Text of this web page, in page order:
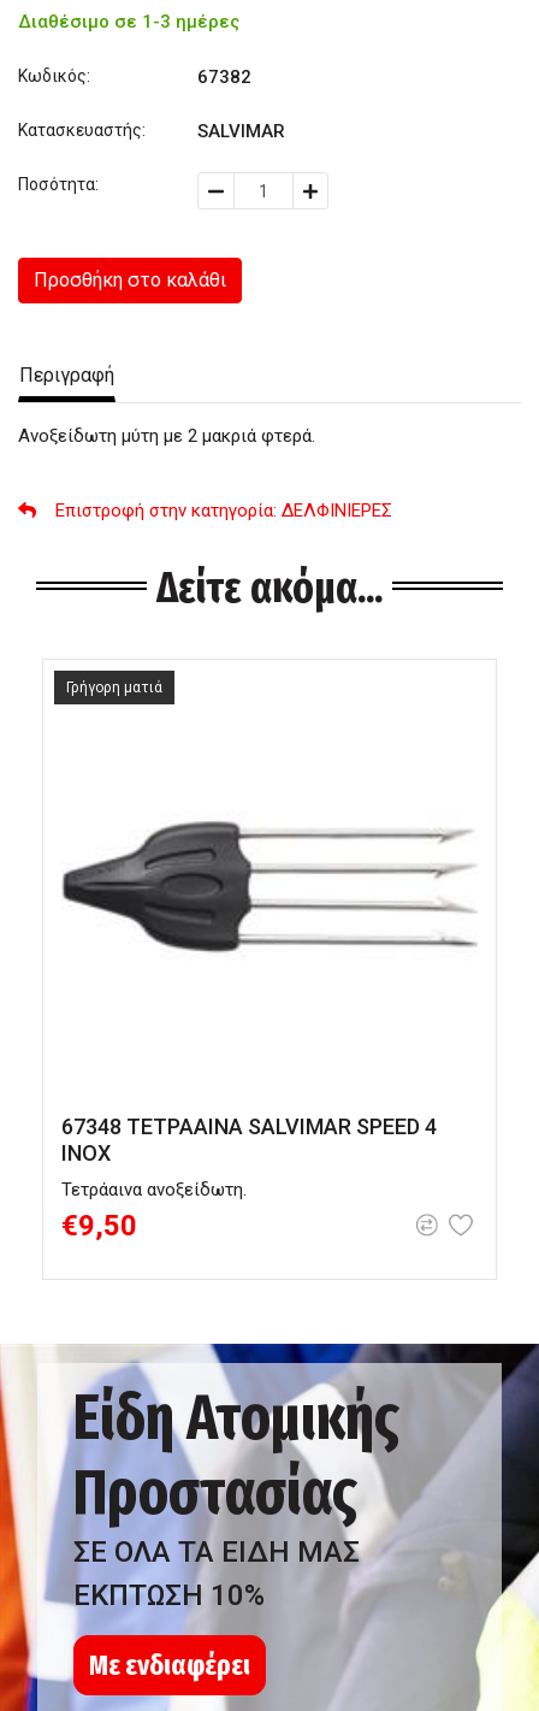
Διαθέσιμο σε 1-3 ημέρες
Κωδικός: 67382
Κατασκευαστής: SALVIMAR
Ποσότητα:
Προσθήκη στο καλάθι
Περιγραφή
Ανοξείδωτη μύτη με 2 μακριά φτερά.
Επιστροφή στην κατηγορία: ΔΕΛΦΙΝΙΕΡΕΣ
Δείτε ακόμα...
67348 ΤΕΤΡΑΑΙΝΑ SALVIMAR SPEED 4
INOX
Τετράαινα ανοξείδωτη.
€9,50
Γρήγορη ματιά
Είδη Ατομικής
Προστασίας
ΣΕ ΟΛΑ ΤΑ ΕΙΔΗ ΜΑΣ
ΕΚΠΤΩΣΗ 10%
Με ενδιαφέρει